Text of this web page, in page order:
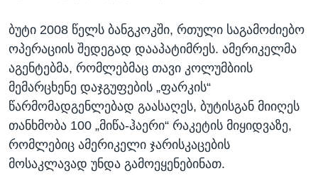
ბუტი 2008 წელს ბანგკოკში, რთული საგამოძიებო
ოპერაციის შედეგად დააპატიმრეს. ამერიკელმა
აგენტებმა, რომლებმაც თავი კოლუმბიის
მემარცხენე დაჯგუფების „ფარკის“
წარმომადგენლებად გაასაღეს, ბუტისგან მიიღეს
თანხმობა 100 „მიწა-ჰაერი“ რაკეტის მიყიდვაზე,
რომლებიც ამერიკელი ჯარისკაცების
მოსაკლავად უნდა გამოეყენებინათ.